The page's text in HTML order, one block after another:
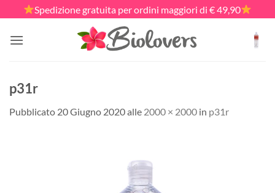
ai
contenuti
Spedizione gratuita per ordini maggiori di € 49,90
p31r
Pubblicato 20 Giugno 2020alle 2000 × 2000 in p31r